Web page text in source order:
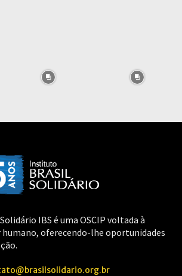
IBS é uma OSCIP voltada à
humano, oferecendo-lhe oportunidades